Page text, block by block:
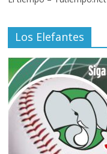
Los Elefantes